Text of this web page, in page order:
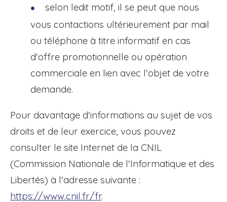
selon ledit motif, il se peut que nous
vous contactions ultérieurement par mail
ou téléphone à titre informatif en cas
d'offre promotionnelle ou opération
commerciale en lien avec l'objet de votre
demande.
Pour davantage d'informations au sujet de vos
droits et de leur exercice, vous pouvez
consulter le site Internet de la CNIL
(Commission Nationale de l'Informatique et des
Libertés) à l'adresse suivante :
https://www.cnil.fr/fr.